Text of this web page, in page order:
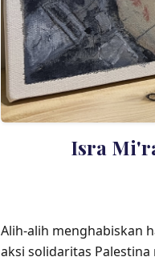
Isra
Alih-alih menghabiskan
aksi solidaritas